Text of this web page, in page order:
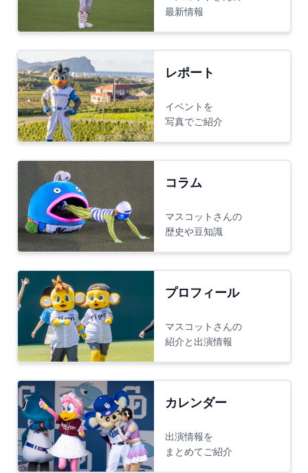
最新情報
レポート
イベントを
写真でご紹介
コラム
マスコットさんの
歴史や豆知識
プロフィール
マスコットさんの
紹介と出演情報
カレンダー
出演情報を
まとめてご紹介